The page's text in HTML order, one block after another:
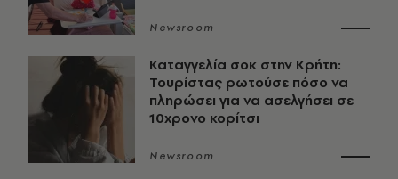
Newsroom
Καταγγελία σοκ στην Κρήτη:
Τουρίστας ρωτούσε πόσο να
πληρώσει για να ασελγήσει σε
10χρονο κορίτσι
Newsroom